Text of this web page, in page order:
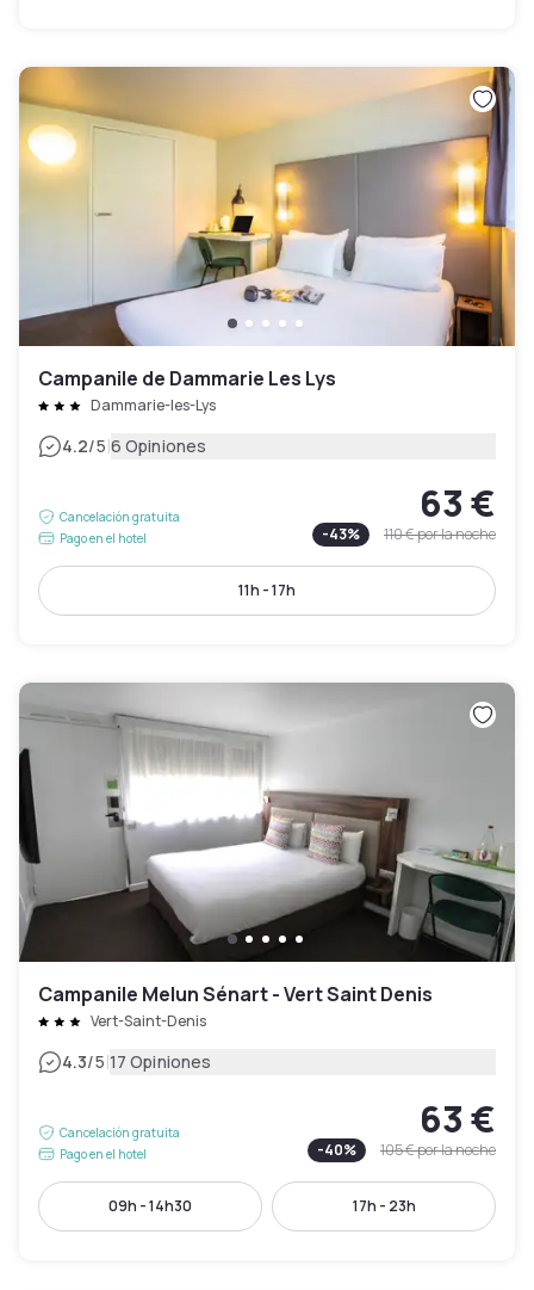
Campanile de Dammarie Les Lys
Dammarie-les-Lys
4.2/5|6 Opiniones
Cancelación gratuita
Pago en el hotel
63 €
-43% 110 €por la noche
11h - 17h
Campanile Melun Sénart - Vert Saint Denis
Vert-Saint-Denis
4.3/5|17 Opiniones
Cancelación gratuita
Pago en el hotel
63 €
-40% 105 €por la noche
09h - 14h30 17h - 23h